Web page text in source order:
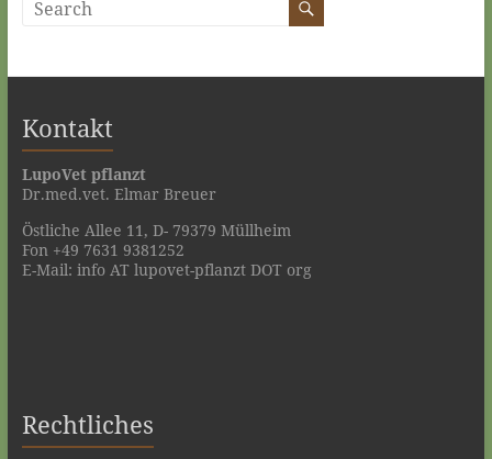
Kontakt
LupoVet pflanzt
Dr.med.vet. Elmar Breuer
Östliche Allee 11, D- 79379 Müllheim
Fon +49 7631 9381252
E-Mail: info AT lupovet-pflanzt DOT org
Rechtliches